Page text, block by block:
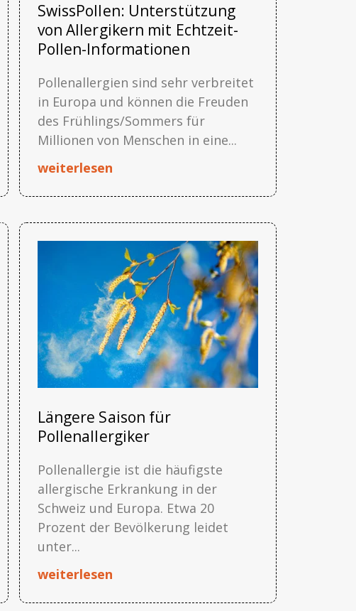
SwissPollen: Unterstützung
von Allergikern mit Echtzeit-
Pollen-Informationen
Pollenallergien sind sehr verbreitet
in Europa und können die Freuden
des Frühlings/Sommers für
Millionen von Menschen in eine...
weiterlesen
Längere Saison für
Pollenallergiker
Pollenallergie ist die häufigste
allergische Erkrankung in der
Schweiz und Europa. Etwa 20
Prozent der Bevölkerung leidet
unter...
weiterlesen